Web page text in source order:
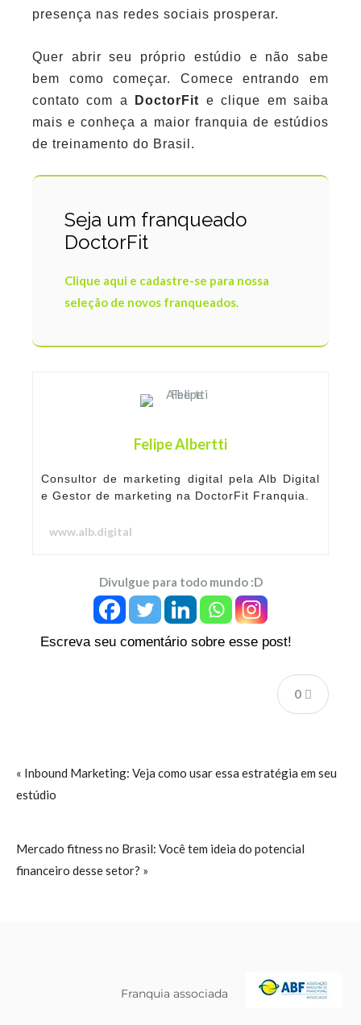
presença nas redes sociais prosperar.
Quer abrir seu próprio estúdio e não sabe
bem como começar. Comece entrando em
contato com a
DoctorFit e clique em saiba
mais e conheça a maior franquia de estúdios
de treinamento do Brasil.
Seja um franqueado
DoctorFit
Clique aqui e cadastre-se para nossa
seleção de novos franqueados.
Felipe Albertti
Consultor de marketing digital pela Alb Digital
e Gestor de marketing na DoctorFit Franquia.
www.alb.digital
Divulgue para todo mundo :D
Escreva seu comentário sobre esse post!
0
« Inbound Marketing: Veja como usar essa estratégia em seu
estúdio
Mercado fitness no Brasil: Você tem ideia do potencial
financeiro desse setor? »
Franquia associada